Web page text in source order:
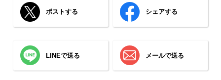
ポストする シェアする
LINEで送る メールで送る